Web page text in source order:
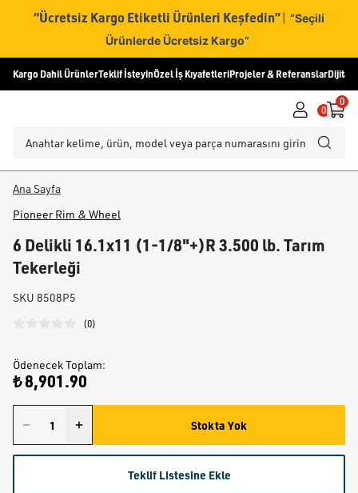
“Ücretsiz Kargo Etiketli Ürünleri Keşfedin” | “Seçili
Ürünlerde Ücretsiz Kargo”
Kargo Dahil ÜrünlerTeklif İsteyinÖzel İş KıyafetleriProjeler & ReferanslarDijital
0
0
Ana Sayfa
Pioneer Rim & Wheel
6 Delikli 16.1x11 (1-1/8"+)R 3.500 lb. Tarım
Tekerleği
SKU 8508P5
(0)
Ödenecek Toplam:
₺ 8,901.90
Stokta Yok
Teklif Listesine Ekle